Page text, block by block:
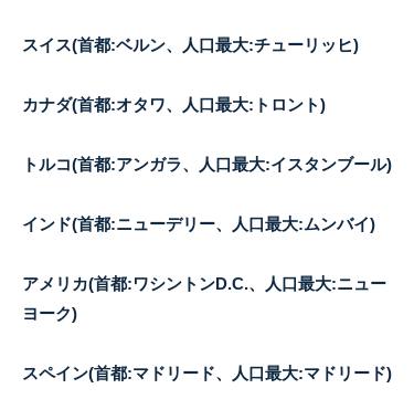
スイス(首都:ベルン、人口最大:チューリッヒ)
カナダ(首都:オタワ、人口最大:トロント)
トルコ(首都:アンガラ、人口最大:イスタンブール)
インド(首都:ニューデリー、人口最大:ムンバイ)
アメリカ(首都:ワシントンD.C.、人口最大:ニュー
ヨーク)
スペイン(首都:マドリード、人口最大:マドリード)